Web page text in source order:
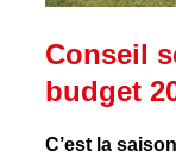
Conseil
budget
C’est la